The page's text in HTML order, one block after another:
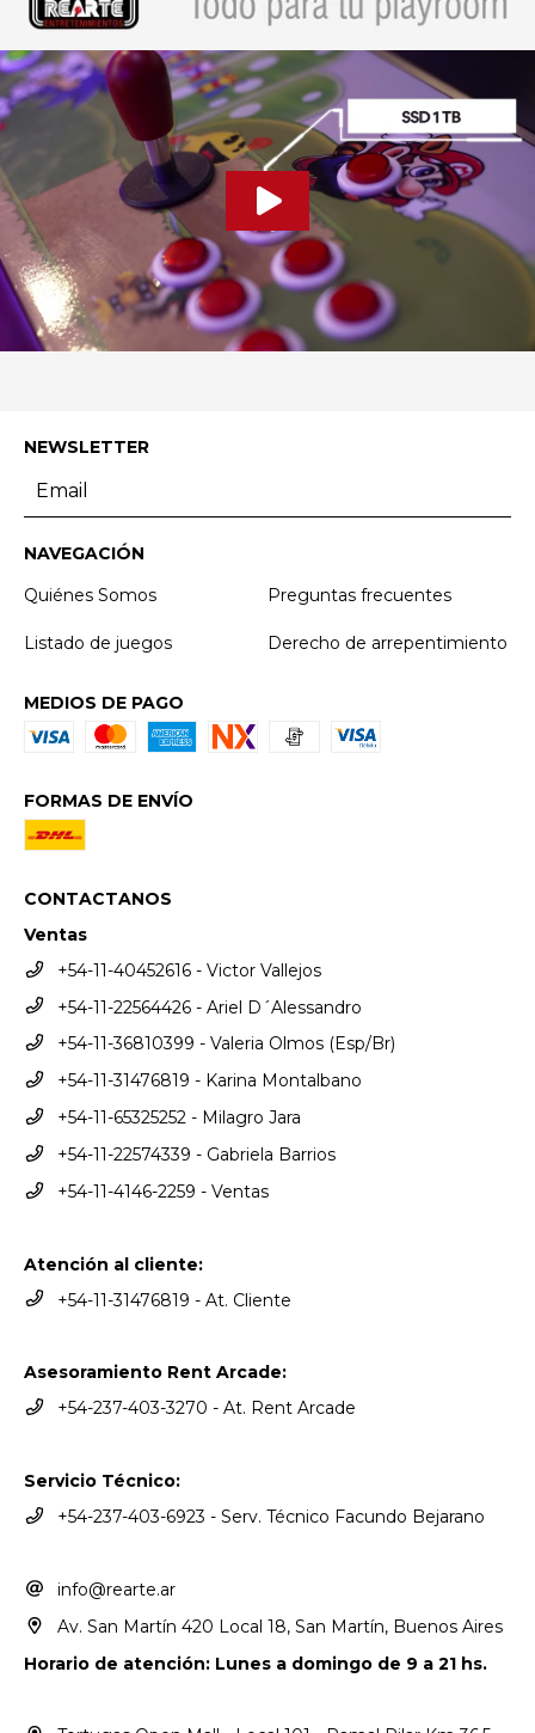
NEWSLETTER
NAVEGACIÓN
Quiénes Somos
Preguntas frecuentes
Listado de juegos Derecho de arrepentimiento
MEDIOS DE PAGO
FORMAS DE ENVÍO
CONTACTANOS
Ventas
+54-11-40452616 - Victor Vallejos
+54-11-22564426 - Ariel D´Alessandro
+54-11-36810399 - Valeria Olmos (Esp/Br)
+54-11-31476819 - Karina Montalbano
+54-11-65325252 - Milagro Jara
+54-11-22574339 - Gabriela Barrios
+54-11-4146-2259 - Ventas
Atención al cliente:
+54-11-31476819 - At. Cliente
Asesoramiento Rent Arcade:
+54-237-403-3270 - At. Rent Arcade
Servicio Técnico:
+54-237-403-6923 - Serv. Técnico Facundo Bejarano
info@rearte.ar
Av. San Martín 420 Local 18, San Martín, Buenos Aires
Horario de atención: Lunes a domingo de 9 a 21 hs.